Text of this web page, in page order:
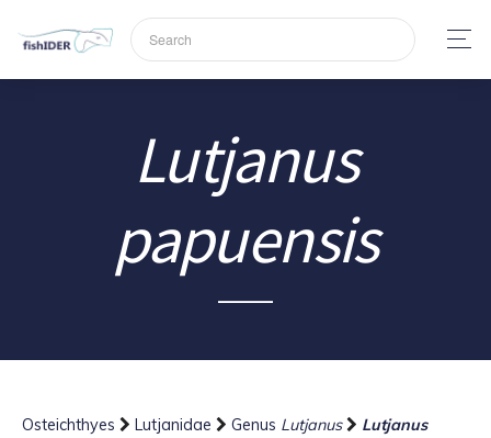
Lutjanus
papuensis
Osteichthyes Lutjanidae Genus Lutjanus
Lutjanus